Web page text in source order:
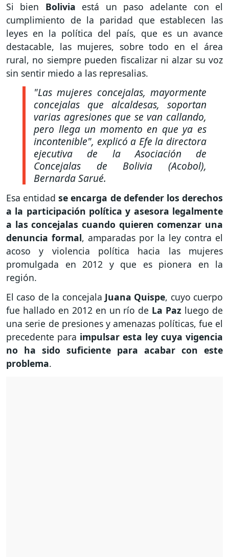
Si bien Bolivia está un paso adelante con el
cumplimiento de la paridad que establecen las
leyes en la política del país, que es un avance
destacable, las mujeres, sobre todo en el área
rural, no siempre pueden fiscalizar ni alzar su voz
sin sentir miedo a las represalias.
"Las mujeres concejalas, mayormente
concejalas que alcaldesas, soportan
varias agresiones que se van callando,
pero llega un momento en que ya es
incontenible", explicó a Efe la directora
ejecutiva de la Asociación de
Concejalas de Bolivia (Acobol),
Bernarda Sarué.
Esa entidadse encarga de defender los derechos
a la participación política y asesora legalmente
a las concejalas cuando quieren comenzar una
denuncia formal, amparadas por la ley contra el
acoso y violencia política hacia las mujeres
promulgada en 2012 y que es pionera en la
región.
El caso de la concejala Juana Quispe, cuyo cuerpo
fue hallado en 2012 en un río de La Paz luego de
una serie de presiones y amenazas políticas, fue el
precedente para impulsar esta ley cuya vigencia
no ha sido suficiente para acabar con este
problema.